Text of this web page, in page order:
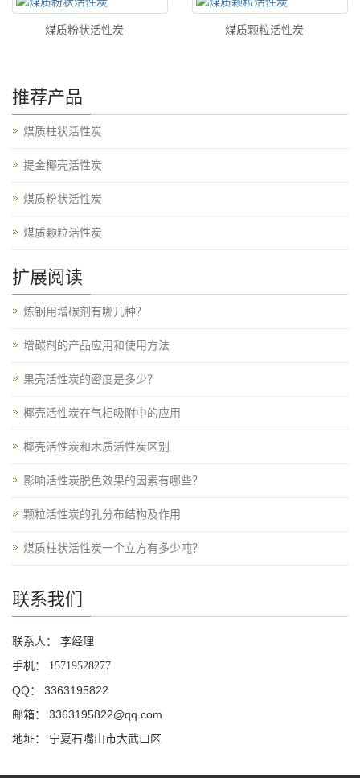
煤质粉状活性炭 煤质颗粒活性炭
推荐产品
煤质柱状活性炭
提金椰壳活性炭
煤质粉状活性炭
煤质颗粒活性炭
扩展阅读
炼钢用增碳剂有哪几种？
增碳剂的产品应用和使用方法
果壳活性炭的密度是多少？
椰壳活性炭在气相吸附中的应用
椰壳活性炭和木质活性炭区别
影响活性炭脱色效果的因素有哪些？
颗粒活性炭的孔分布结构及作用
煤质柱状活性炭一个立方有多少吨？
联系我们
联系人： 李经理
手机：
15719528277
QQ： 3363195822
邮箱： 3363195822@qq.com
地址： 宁夏石嘴山市大武口区